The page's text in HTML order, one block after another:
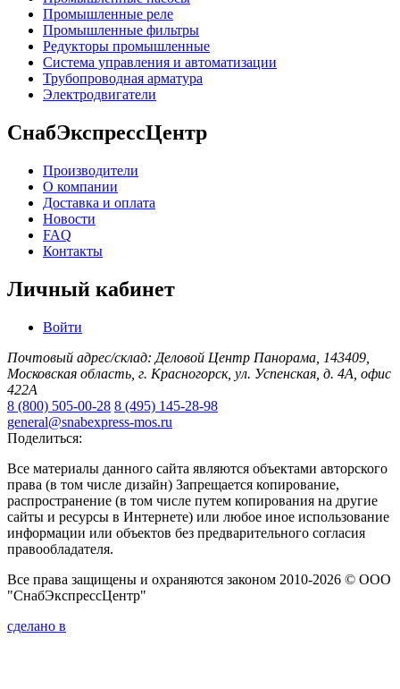
Промышленные реле
Промышленные фильтры
Редукторы промышленные
Система управления и автоматизации
Трубопроводная арматура
Электродвигатели
СнабЭкспрессЦентр
Производители
О компании
Доставка и оплата
Новости
FAQ
Контакты
Личный кабинет
Войти
Почтовый адрес/склад: Деловой Центр Панорама, 143409,
Московская область, г. Красногорск, ул. Успенская, д. 4А, офис
422А
8 (800) 505-00-28 8 (495) 145-28-98
general@snabexpress-mos.ru
Поделиться:
Все материалы данного сайта являются объектами авторского
права (в том числе дизайн) Запрещается копирование,
распространение (в том числе путем копирования на другие
сайты и ресурсы в Интернете) или любое иное использование
информации или объектов без предварительного согласия
правообладателя.
Все права защищены и охраняются законом 2010-2026 © ООО
"СнабЭкспрессЦентр"
сделано в